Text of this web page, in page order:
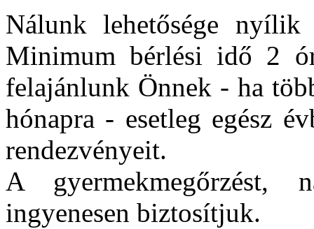
Nálunk lehetősége
Minimum bérlési idő 2
felajánlunk Önnek - ha
hónapra - esetleg egész
rendezvényeit.
A gyermekmegőrzést,
ingyenesen biztosítjuk.